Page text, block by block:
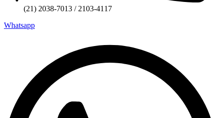
(21) 2038-7013 / 2103-4117
Whatsapp